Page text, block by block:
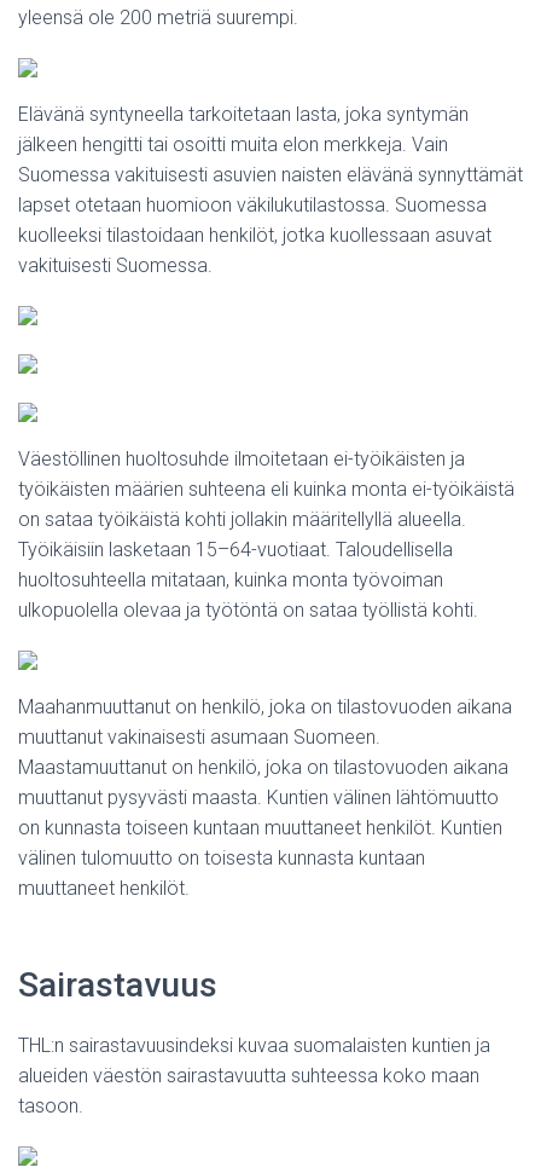
yleensä ole 200 metriä suurempi.
Elävänä syntyneella tarkoitetaan lasta, joka syntymän
jälkeen hengitti tai osoitti muita elon merkkeja. Vain
Suomessa vakituisesti asuvien naisten elävänä synnyttämät
lapset otetaan huomioon väkilukutilastossa. Suomessa
kuolleeksi tilastoidaan henkilöt, jotka kuollessaan asuvat
vakituisesti Suomessa.
Väestöllinen huoltosuhde ilmoitetaan ei-työikäisten ja
työikäisten määrien suhteena eli kuinka monta ei-työikäistä
on sataa työikäistä kohti jollakin määritellyllä alueella.
Työikäisiin lasketaan 15–64-vuotiaat. Taloudellisella
huoltosuhteella mitataan, kuinka monta työvoiman
ulkopuolella olevaa ja työtöntä on sataa työllistä kohti.
Maahanmuuttanut on henkilö, joka on tilastovuoden aikana
muuttanut vakinaisesti asumaan Suomeen.
Maastamuuttanut on henkilö, joka on tilastovuoden aikana
muuttanut pysyvästi maasta. Kuntien välinen lähtömuutto
on kunnasta toiseen kuntaan muuttaneet henkilöt. Kuntien
välinen tulomuutto on toisesta kunnasta kuntaan
muuttaneet henkilöt.
Sairastavuus
THL:n sairastavuusindeksi kuvaa suomalaisten kuntien ja
alueiden väestön sairastavuutta suhteessa koko maan
tasoon.